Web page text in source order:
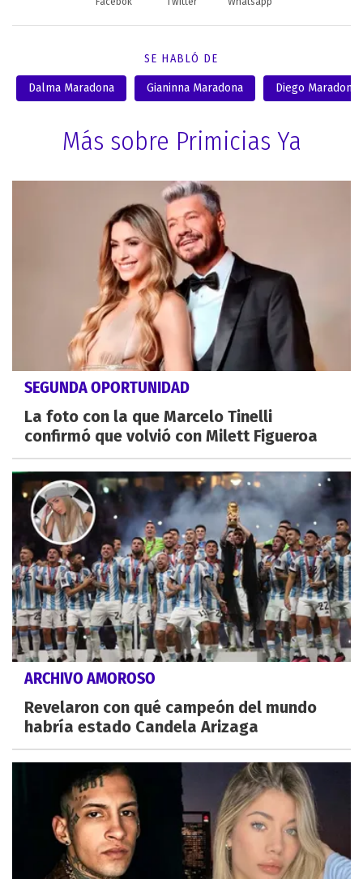
SE HABLÓ DE
Dalma Maradona Gianinna Maradona Diego Maradona
Más sobre Primicias Ya
SEGUNDA OPORTUNIDAD
La foto con la que Marcelo Tinelli
confirmó que volvió con Milett Figueroa
ARCHIVO AMOROSO
Revelaron con qué campeón del mundo
habría estado Candela Arizaga